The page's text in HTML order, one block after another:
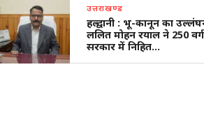
उत्तराखण्ड
हल्द्वानी : भू-कानून का
ललित मोहन रयाल ने 250
सरकार में निहित…